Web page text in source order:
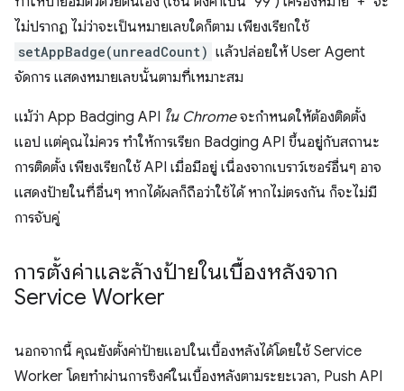
ไม่ปรากฏ ไม่ว่าจะเป็นหมายเลขใดก็ตาม เพียงเรียกใช้
setAppBadge(unreadCount) แล้วปล่อยให้ User Agent
จัดการ แสดงหมายเลขนั้นตามที่เหมาะสม
แม้ว่า App Badging API ใน Chromeจะกำหนดให้ต้องติดตั้ง
แอป แต่คุณไม่ควร ทำให้การเรียก Badging API ขึ้นอยู่กับสถานะ
การติดตั้ง เพียงเรียกใช้ API เมื่อมีอยู่ เนื่องจากเบราว์เซอร์อื่นๆ อาจ
แสดงป้ายในที่อื่นๆ หากได้ผลก็ถือว่าใช้ได้ หากไม่ตรงกัน ก็จะไม่มี
การจับคู่
การตั้งค่าและล้างป้ายในเบื้องหลังจาก
Service Worker
นอกจากนี้ คุณยังตั้งค่าป้ายแอปในเบื้องหลังได้โดยใช้ Service
Worker โดยทำผ่านการซิงค์ในเบื้องหลังตามระยะเวลา, Push API